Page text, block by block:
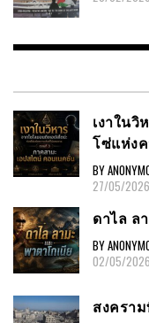
เงาใน
โซ่แห่ง
BY
27/05/2026
ดาไล ล
BY
02/05/2026
สงครา